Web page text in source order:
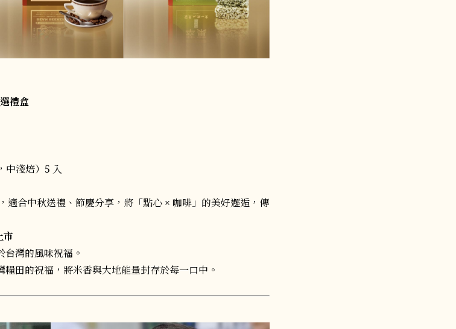
禮盒
中淺焙）5 入
適合中秋送禮、節慶分享，將「點心 × 咖啡」的美好邂逅，傳
市
灣的風味祝福。
田的祝福，將米香與大地能量封存於每一口中。